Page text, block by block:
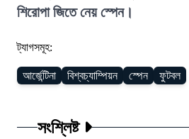
শিরোপা জিতে নেয় স্পেন।
ট্যাগসমূহ:
আর্জেন্টিনা বিশ্বচ্যাম্পিয়ন স্পেন ফুটবল
সংশ্লিষ্ট